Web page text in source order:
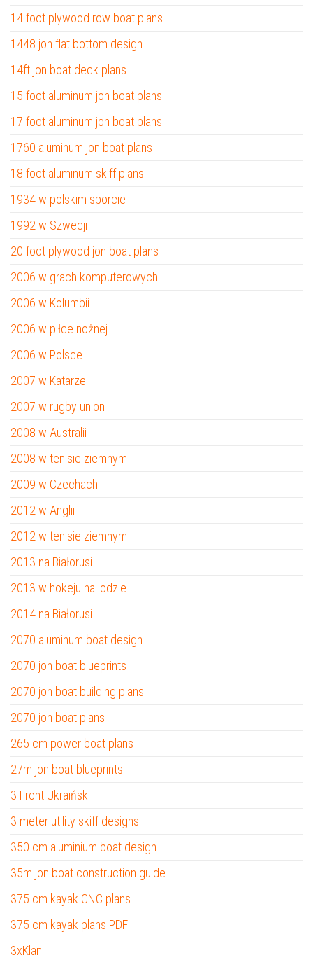
14 foot plywood row boat plans
1448 jon flat bottom design
14ft jon boat deck plans
15 foot aluminum jon boat plans
17 foot aluminum jon boat plans
1760 aluminum jon boat plans
18 foot aluminum skiff plans
1934 w polskim sporcie
1992 w Szwecji
20 foot plywood jon boat plans
2006 w grach komputerowych
2006 w Kolumbii
2006 w piłce nożnej
2006 w Polsce
2007 w Katarze
2007 w rugby union
2008 w Australii
2008 w tenisie ziemnym
2009 w Czechach
2012 w Anglii
2012 w tenisie ziemnym
2013 na Białorusi
2013 w hokeju na lodzie
2014 na Białorusi
2070 aluminum boat design
2070 jon boat blueprints
2070 jon boat building plans
2070 jon boat plans
265 cm power boat plans
27m jon boat blueprints
3 Front Ukraiński
3 meter utility skiff designs
350 cm aluminium boat design
35m jon boat construction guide
375 cm kayak CNC plans
375 cm kayak plans PDF
3xKlan